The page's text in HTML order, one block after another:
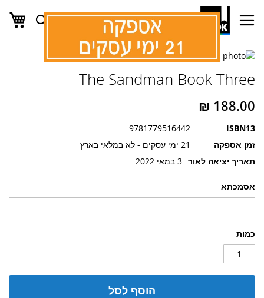
Skip
Content
חפש
אסמכתא
כמות
הוסף לסל
The Sandman Book Three
ISBN13
9781779516442
זמן אספקה
21 ימי עסקים - לא במלאי בארץ
תאריך יציאה לאור 3 במאי 2022
לדלג
של
תמונות
להתחלה
גלריית
תמונות